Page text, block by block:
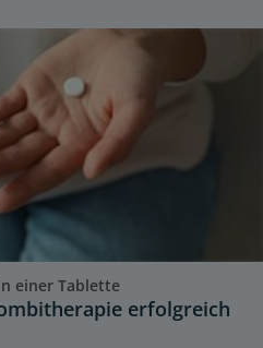
einer Tablette
erfolgreich